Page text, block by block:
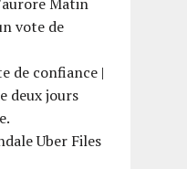
vote de
de confiance |
deux jours
Uber Files